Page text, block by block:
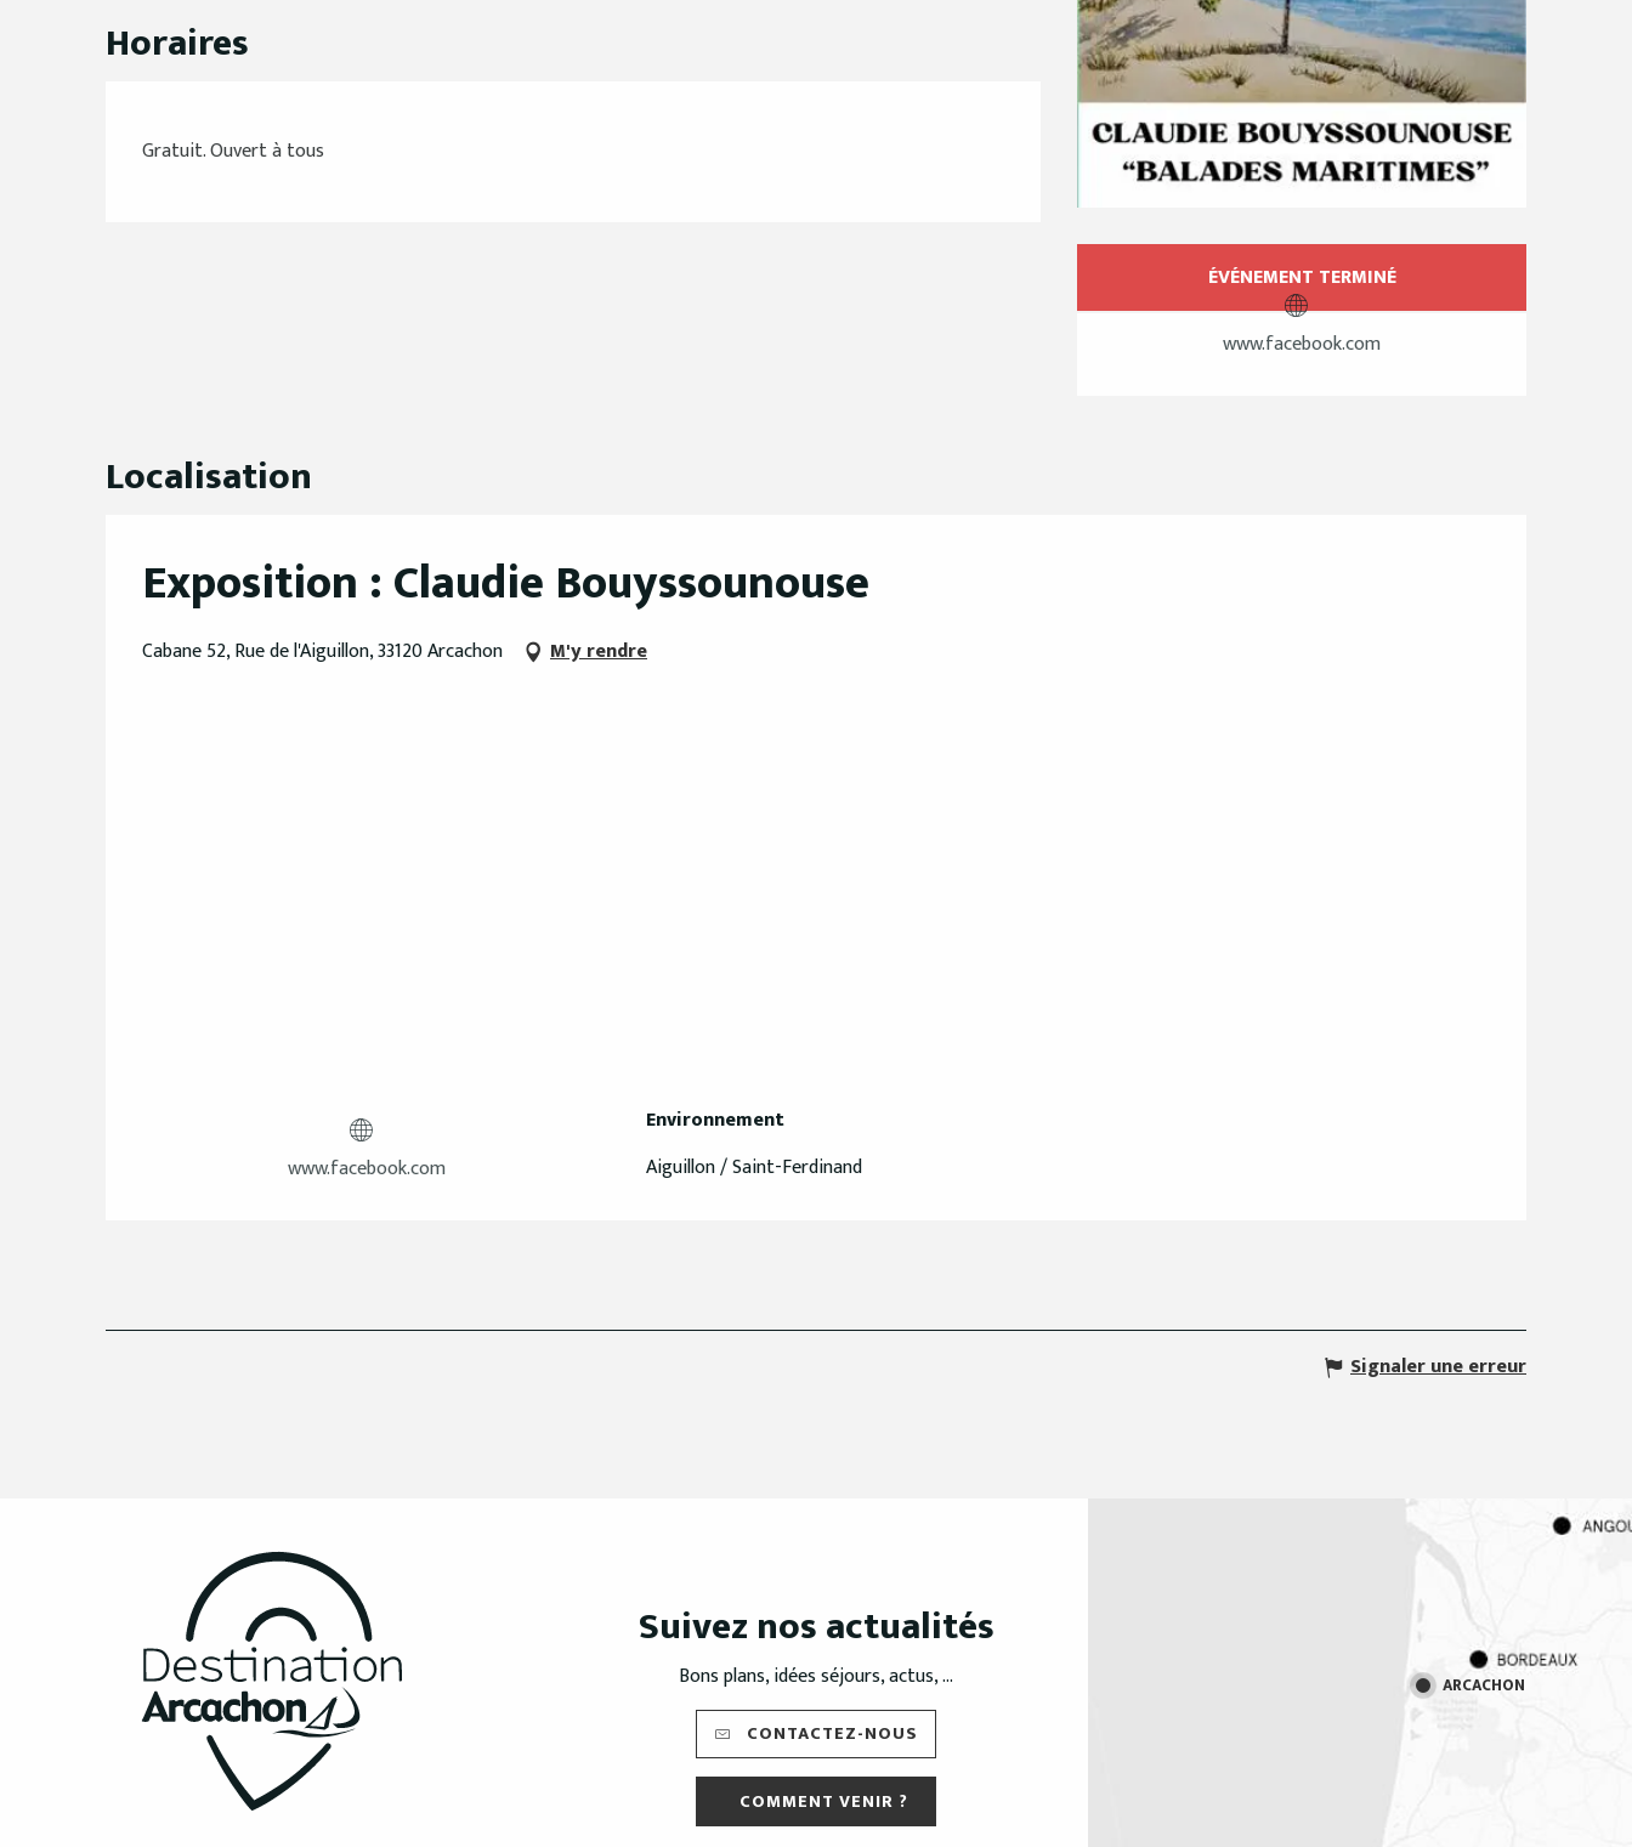
Ouverture et
ÉVÉNEMENT TERMINÉ
www.facebook.com
Horaires
Gratuit. Ouvert à tous
Localisation
Exposition : Claudie Bouyssounouse
Cabane 52, Rue de l'Aiguillon, 33120 Arcachon M'y rendre
www.facebook.com
Environnement
Environnement
Aiguillon / Saint-Ferdinand
Signaler une erreur
Suivez nos actualités
Bons plans, idées séjours, actus, ...
CONTACTEZ-NOUS
COMMENT VENIR ?
ARCACHON